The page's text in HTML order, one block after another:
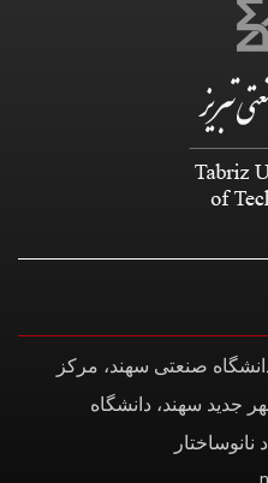
صنعتی سهند، مرکز
جدید سهند، دانشگاه